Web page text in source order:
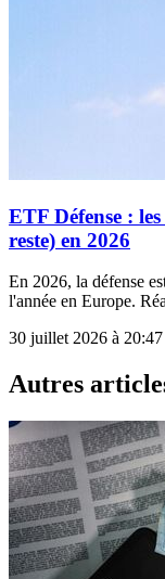
ETF Défense :
reste) en 2026
En 2026, la défense
l'année en Europe.
30 juillet 2026 à 20:47
Autres